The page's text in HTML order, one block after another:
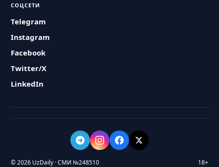
СОЦСЕТИ
Telegram
Instagram
Facebook
Twitter/X
LinkedIn
© 2026 UzDaily · СМИ №248510 18+